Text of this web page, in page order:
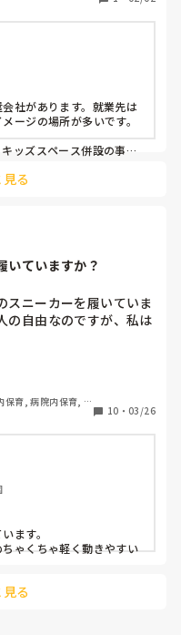
社があります。就業先は
ージの場所が多いです。
ッズスペース併設の事業
る
いていますか？
スニーカーを履いていま
の自由なのですが、私は
。動きやすく使いやすい
保育, 病院内保育,
10 ・ 03/26
ます。
ゃくちゃ軽く動きやすい
障はないです。
る